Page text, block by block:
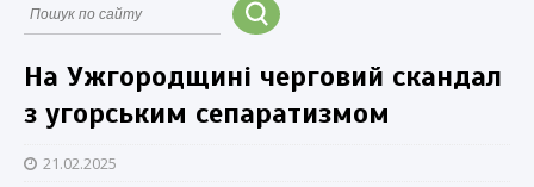
На Ужгородщині черговий скандал
з угорським сепаратизмом
21.02.2025